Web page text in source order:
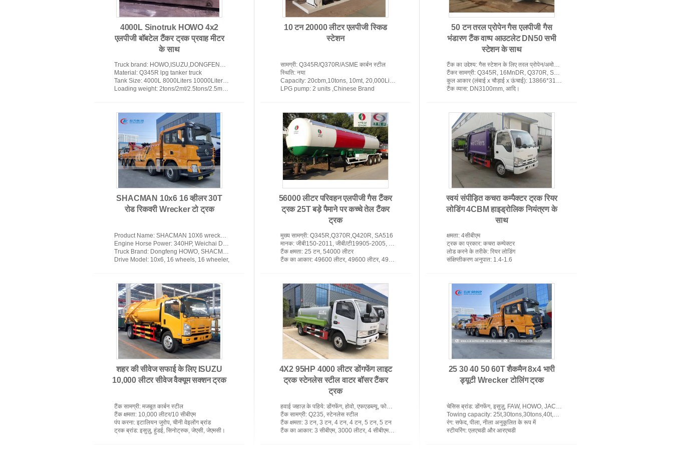
ट्रक पर लगे दूरबीन क्रेन रेडी मिक्स कंक्रीट मिक्सर ट्रक
भारी ड्यूटी डंप ट्रक टैंक ट्रक और ट्रेलर प्राइम मोवर ट्रक
एलपीजी गैस टैंकर ट्रक एलपीजी गैस भंडारण टैंक ईंधन देने वाला ट्रक
4000L Sinotruk HOWO 4x2
एलपीजी बॉबटेल टैंकर ट्रक प्रवाह मीटर
के साथ
Truck brand : HOWO,ISUZU,DONGFENG,FAW,SHACMAN
Material : Q345R lpg tanker truck
Tank Size: 4000L 8000Liters 10000Liters lpg tanker truck
Loading weight: 2tons/2mt/2.5tons/2.5mt lpg tanker truck
10 टन 20000 लीटर एलपीजी स्किड
स्टेशन
सामग्री: Q345R/Q370R/ASME कार्बन स्टील
स्थिति: नया
Capacity: 20cbm,10tons, 10mt, 20,000Liters, 20m3
LPG pump: 2 units ,Chinese Brand
50 टन तरल प्रोपेन गैस एलपीजी गैस
भंडारण टैंक वाष्प आउटलेट DN50 सभी
स्टेशन के साथ
टैंक का उद्देश्य: गैस स्टेशन के लिए तरल प्रोपेन/अमोनिया/ब्यूटेन गैस का भंडारण
टैंकर सामग्री: Q345R, 16MnDR, Q370R, SA516Gr70, SA517, आदि।
कुल आकार (लंबाई x चौड़ाई x ऊंचाई): 13866*3132*3722(मिमी)
टैंक व्यास: DN3100mm, आदि।
SHACMAN 10x6 16 व्हीलर 30T
रोड रिकवरी Wrecker टो ट्रक
Product Name: SHACMAN 10X6 wrecker recovery towing truck
Engine Horse Power: 340HP, Weichai Diesel Engine
Truck Brand : Dongfeng HOWO, SHACMAN, FAW, FOTON, JAC etc
Drive Model : 10x6, 16 wheels, 16 wheeler,
56000 लीटर परिवहन एलपीजी गैस टैंकर
ट्रक 25T बड़े पैमाने पर कच्चे तेल टैंकर
ट्रक
मुख्य सामग्री: Q345R,Q370R,Q420R, SA516
मानक: जीबी150-2011, जीबी/टी19905-2005, एएसएमई आठवीं धारा 01
टैंक क्षमता: 25 टन, 54000 लीटर
टैंक का आकार: 49600 लीटर, 49600 लीटर, 49.6 सीबीएम
स्वयं संपीड़ित कचरा कम्पैक्टर ट्रक रियर
लोडिंग 4CBM हाइड्रोलिक नियंत्रण के
साथ
क्षमता: 4सीबीएम
ट्रक का प्रकार: कचरा कम्पेक्टर
लोड करने के तरीके: रियर लोडिंग
संक्षिप्तीकरण अनुपात: 1.4-1.6
शहर की सीवेज सफाई के लिए ISUZU
10,000 लीटर सीवेज वैक्यूम सक्शन ट्रक
टैंक सामग्री: मजबूत कार्बन स्टील
टैंक क्षमता: 10,000 लीटर/10 सीबीएम
पंप करना: इटालियन जुरोप, चीनी वेइलोंग ब्रांड
ट्रक ब्रांड: इसुज़ु, हुंडई, सिनोट्रुक, जेएसी, जेएमसी।
4X2 95HP 4000 लीटर डोंगफेंग लाइट
ट्रक स्टेनलेस स्टील वाटर बॉसर टैंकर
ट्रक
हवाई जहाज़ के पहिये: डोंगफेंग, होवो, एफएडब्ल्यू, फोटॉन, फोरलैंड, जेएमसी, जेएसी
टैंक सामग्री: Q235, स्टेनलेस स्टील
टैंक क्षमता: 3 टन, 3 टन, 4 टन, 4 टन, 5 टन, 5 टन
टैंक का आकार: 3 सीबीएम, 3000 लीटर, 4 सीबीएम, 4000 लीटर, 5 सीबीएम, 5000 लीटर
25 30 40 50 60T शैकमैन 8x4 भारी
ड्यूटी Wrecker टोलिंग ट्रक
चेसिस ब्रांड: डोंगफेंग, इसुज़ु, FAW, HOWO, JAC, JMC
Towing capacity: 25t,30tons,30tons,40t,40tons,40ton,50t,50tons,50ton
रंग: सफेद, पीला, नीला अनुकूलित के रूप में
स्टीयरिंग: एलएचडी और आरएचडी